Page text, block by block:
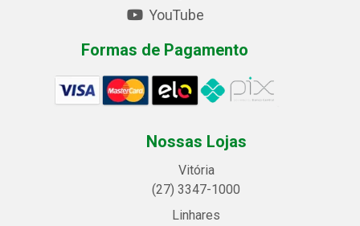
YouTube
Formas de Pagamento
Nossas Lojas
Vitória
(27) 3347-1000
Linhares